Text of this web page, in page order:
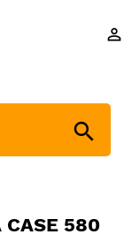


CASE 580